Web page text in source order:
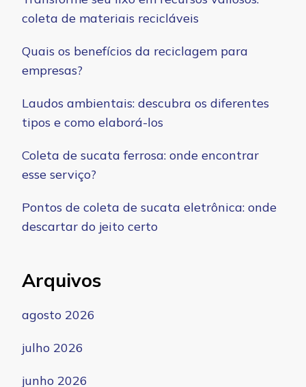
coleta de materiais recicláveis
Quais os benefícios da reciclagem para
empresas?
Laudos ambientais: descubra os diferentes
tipos e como elaborá-los
Coleta de sucata ferrosa: onde encontrar
esse serviço?
Pontos de coleta de sucata eletrônica: onde
descartar do jeito certo
Arquivos
agosto 2026
julho 2026
junho 2026